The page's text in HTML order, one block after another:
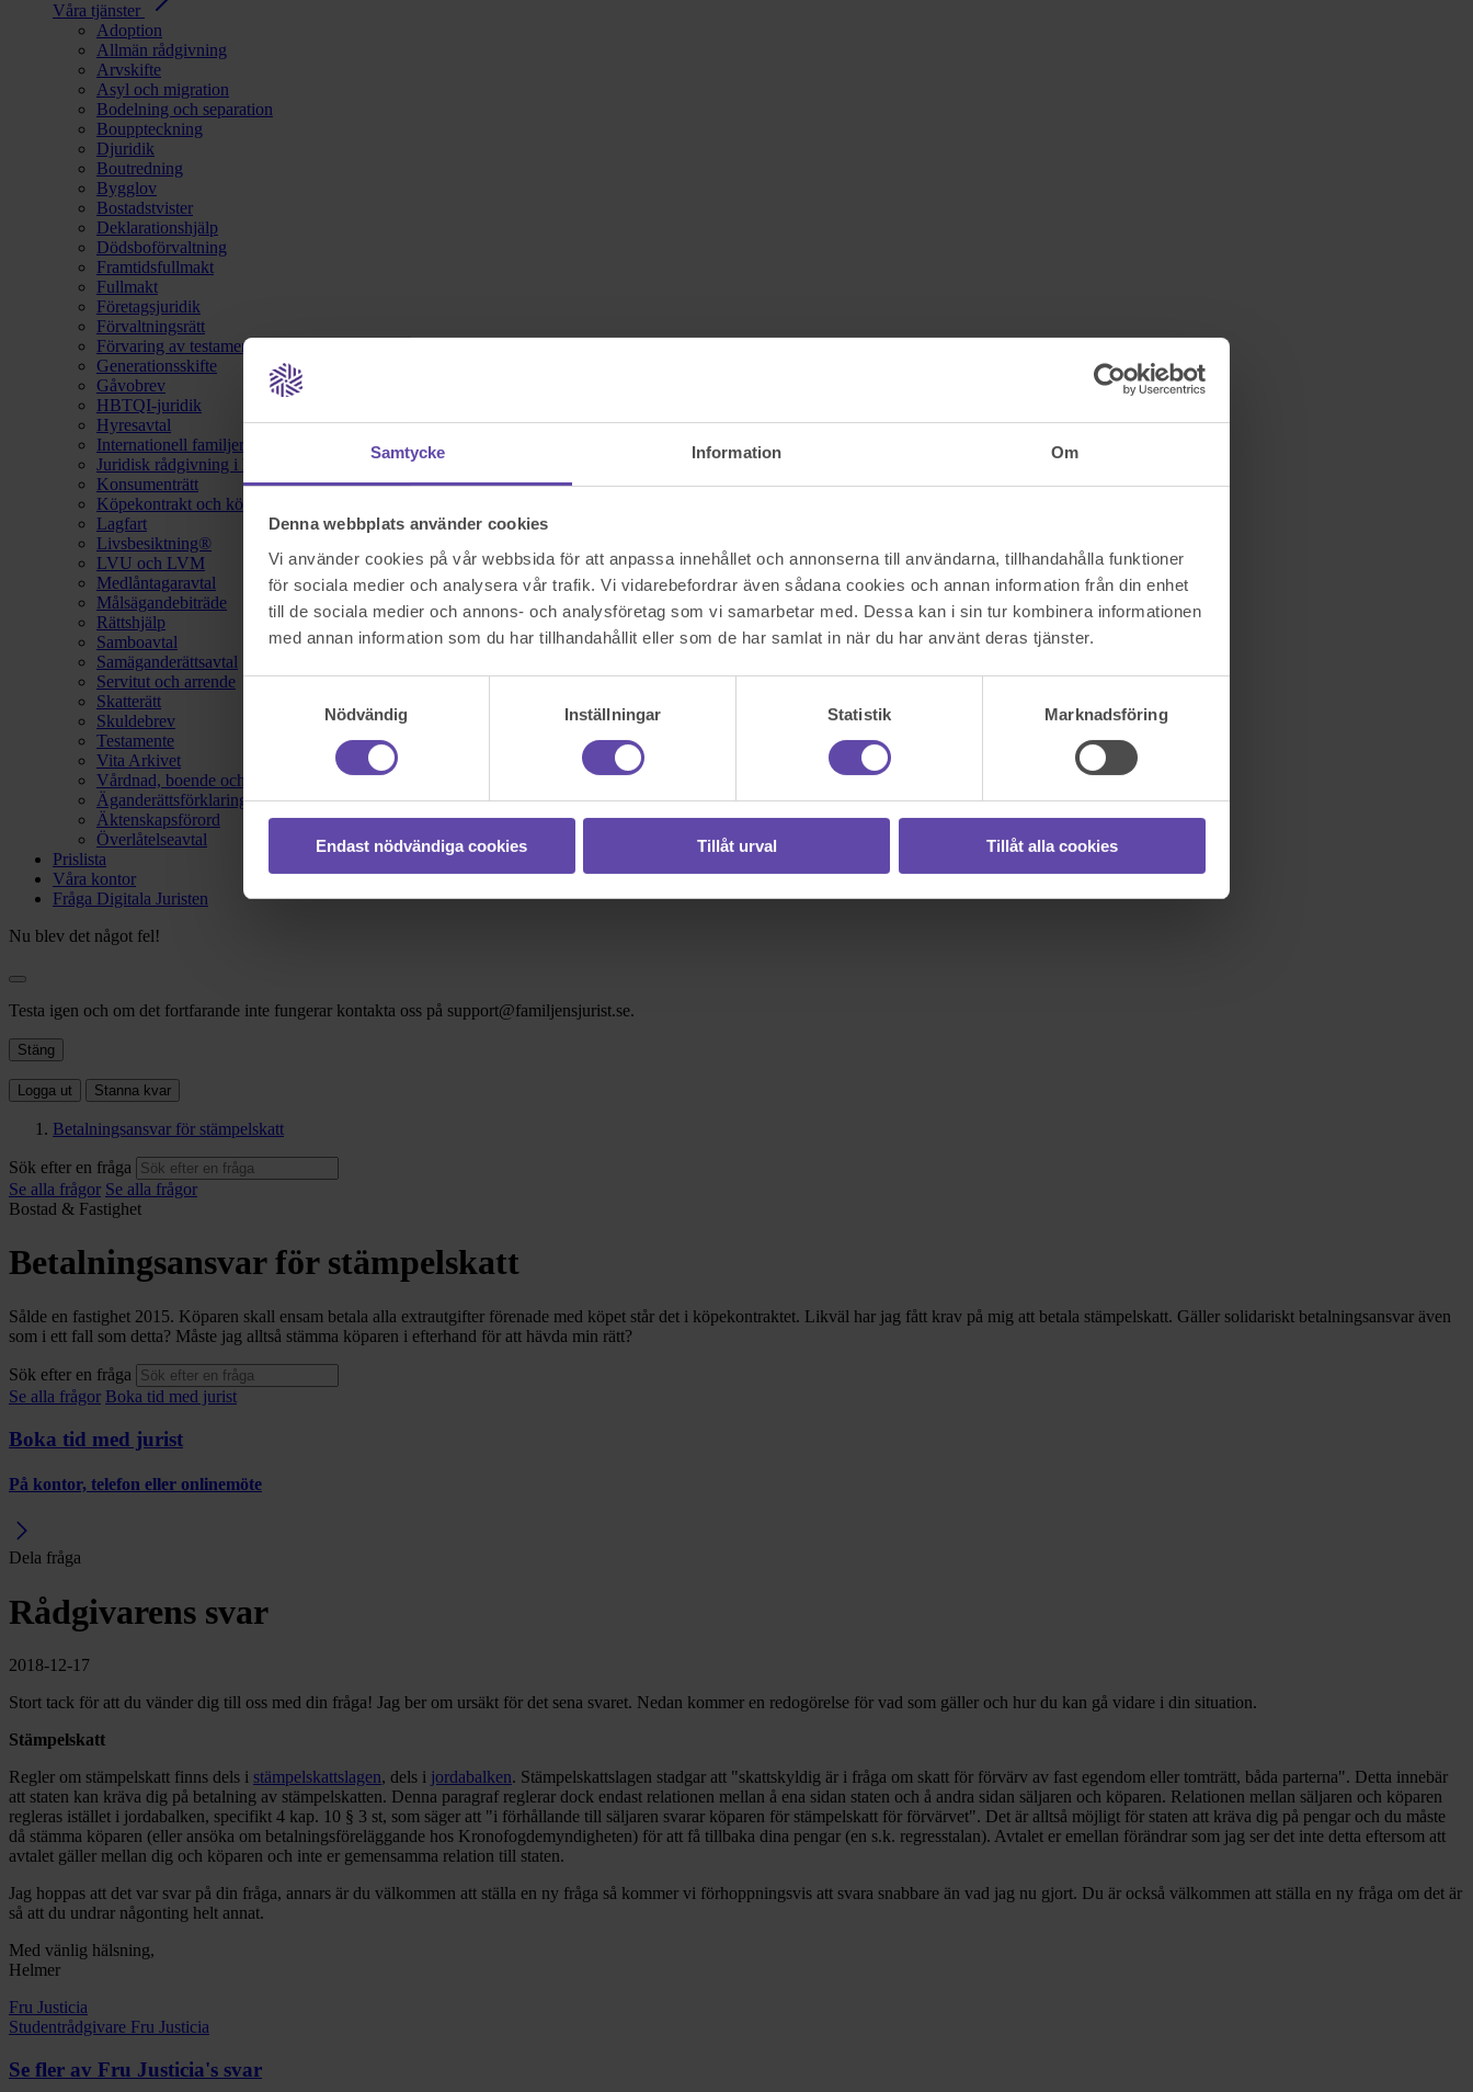
Samtycke Information Om
Denna webbplats använder cookies
Vi använder cookies på vår webbsida för att anpassa innehållet och annonserna till användarna, tillhandahålla funktioner
för sociala medier och analysera vår trafik. Vi vidarebefordrar även sådana cookies och annan information från din enhet
till de sociala medier och annons- och analysföretag som vi samarbetar med. Dessa kan i sin tur kombinera informationen
med annan information som du har tillhandahållit eller som de har samlat in när du har använt deras tjänster.
Nödvändig
Inställningar Statistik Marknadsföring
Endast nödvändiga cookies Tillåt urval Tillåt alla cookies
Våra tjänster
Adoption
Allmän rådgivning
Arvskifte
Asyl och migration
Bodelning och separation
Bouppteckning
Djuridik
Boutredning
Bygglov
Bostadstvister
Deklarationshjälp
Dödsboförvaltning
Framtidsfullmakt
Fullmakt
Företagsjuridik
Förvaltningsrätt
Förvaring av testamente
Generationsskifte
Gåvobrev
HBTQI-juridik
Hyresavtal
Internationell familjerätt
Juridisk rådgivning i hemförsäkring
Konsumenträtt
Köpekontrakt och köpebrev
Lagfart
Livsbesiktning®
LVU och LVM
Medlåntagaravtal
Målsägandebiträde
Rättshjälp
Samboavtal
Samäganderättsavtal
Servitut och arrende
Skatterätt
Skuldebrev
Testamente
Vita Arkivet
Vårdnad, boende och umgänge
Äganderättsförklaring
Äktenskapsförord
Överlåtelseavtal
Prislista
Våra kontor
Fråga Digitala Juristen
Nu blev det något fel!
Testa igen och om det fortfarande inte fungerar kontakta oss på support@familjensjurist.se.
Stäng
Logga ut Stanna kvar
Betalningsansvar för stämpelskatt
Sök efter en fråga
Se alla frågor Se alla frågor
Bostad & Fastighet
Betalningsansvar för stämpelskatt
Sålde en fastighet 2015. Köparen skall ensam betala alla extrautgifter förenade med köpet står det i köpekontraktet. Likväl har jag fått krav på mig att betala stämpelskatt. Gäller solidariskt betalningsansvar även
som i ett fall som detta? Måste jag alltså stämma köparen i efterhand för att hävda min rätt?
Sök efter en fråga
Se alla frågor Boka tid med jurist
Boka tid med jurist
På kontor, telefon eller onlinemöte
Dela fråga
Rådgivarens svar
2018-12-17
Stort tack för att du vänder dig till oss med din fråga! Jag ber om ursäkt för det sena svaret. Nedan kommer en redogörelse för vad som gäller och hur du kan gå vidare i din situation.
Stämpelskatt
Regler om stämpelskatt finns dels i stämpelskattslagen, dels i jordabalken. Stämpelskattslagen stadgar att "skattskyldig är i fråga om skatt för förvärv av fast egendom eller tomträtt, båda parterna". Detta innebär
att staten kan kräva dig på betalning av stämpelskatten. Denna paragraf reglerar dock endast relationen mellan å ena sidan staten och å andra sidan säljaren och köparen. Relationen mellan säljaren och köparen
regleras istället i jordabalken, specifikt 4 kap. 10 § 3 st, som säger att "i förhållande till säljaren svarar köparen för stämpelskatt för förvärvet". Det är alltså möjligt för staten att kräva dig på pengar och du måste
då stämma köparen (eller ansöka om betalningsföreläggande hos Kronofogdemyndigheten) för att få tillbaka dina pengar (en s.k. regresstalan). Avtalet er emellan förändrar som jag ser det inte detta eftersom att
avtalet gäller mellan dig och köparen och inte er gemensamma relation till staten.
Jag hoppas att det var svar på din fråga, annars är du välkommen att ställa en ny fråga så kommer vi förhoppningsvis att svara snabbare än vad jag nu gjort. Du är också välkommen att ställa en ny fråga om det är
så att du undrar någonting helt annat.
Med vänlig hälsning,
Helmer
Fru Justicia
Studentrådgivare Fru Justicia
Se fler av Fru Justicia's svar